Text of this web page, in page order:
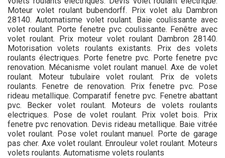
Moteur volet roulant bubendorff. Prix volet alu Dambron
28140. Automatisme volet roulant. Baie coulissante avec
volet roulant. Porte fenetre pvc coulissante. Fenêtre avec
volet roulant. Prix moteur volet roulant Dambron 28140.
Motorisation volets roulants existants. Prix des volets
roulants électriques. Porte fenetre pvc. Porte fenetre pvc
renovation. Mécanisme volet roulant manuel. Axe de volet
roulant. Moteur tubulaire volet roulant. Prix de volets
roulants. Fenetre de renovation. Prix fenetre pvc. Pose
rideau metallique. Comparatif fenetre pvc. Fenetre abattant
pvc. Becker volet roulant. Moteurs de volets roulants
electriques. Pose de volet roulant. Prix volet bois. Prix
fenetre pvc renovation. Devis rideau metallique. Baie vitrée
volet roulant. Pose volet roulant manuel. Porte de garage
pas cher. Axe volet roulant. Enrouleur volet roulant. Moteurs
volets roulants. Automatisme volets roulants